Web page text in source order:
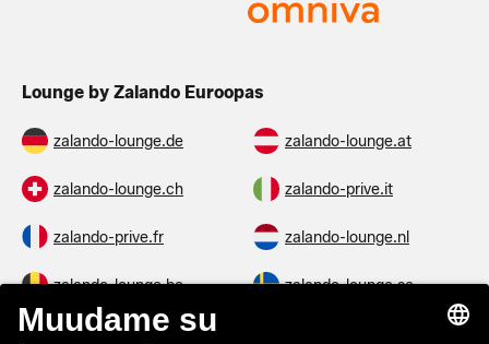
Lounge by Zalando Euroopas
zalando-lounge.de zalando-lounge.at
zalando-lounge.ch zalando-prive.it
zalando-prive.fr zalando-lounge.nl
zalando-lounge.be zalando-lounge.se
zalando-lounge.fi